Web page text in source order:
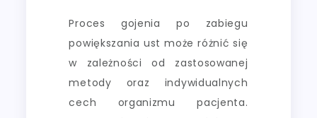
Proces gojenia po zabiegu
powiększania ust może różnić się
w zależności od zastosowanej
metody oraz indywidualnych
cech organizmu pacjenta.